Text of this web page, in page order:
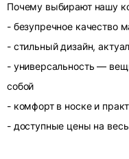
Почему выбирают нашу
- безупречное качество
- стильный дизайн,
- универсальность —
собой
- комфорт в носке и
- доступные цены на